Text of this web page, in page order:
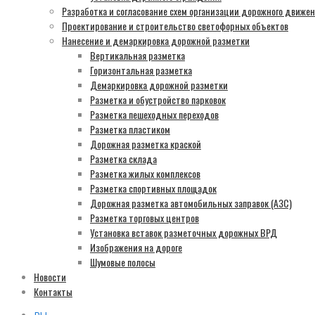
Разработка и согласование схем организации дорожного
Проектирование и строительство светофорных объектов
Нанесение и демаркировка дорожной разметки
Вертикальная разметка
Горизонтальная разметка
Демаркировка дорожной разметки
Разметка и обустройство парковок
Разметка пешеходных переходов
Разметка пластиком
Дорожная разметка краской
Разметка склада
Разметка жилых комплексов
Разметка спортивных площадок
Дорожная разметка автомобильных заправок (АЗС)
Разметка торговых центров
Установка вставок разметочных дорожных ВРД
Изображения на дороге
Шумовые полосы
Новости
Контакты